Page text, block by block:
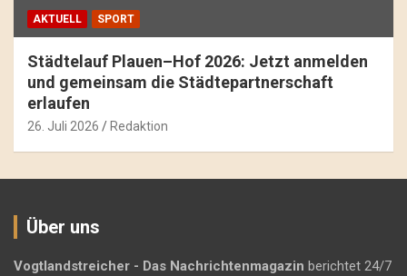
AKTUELL SPORT
Städtelauf Plauen–Hof 2026: Jetzt anmelden
und gemeinsam die Städtepartnerschaft
erlaufen
26. Juli 2026 Redaktion
Über uns
Vogtlandstreicher - Das Nachrichtenmagazin berichtet 24/7